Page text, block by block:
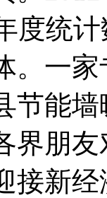
度统
。一
节能
界朋
接新